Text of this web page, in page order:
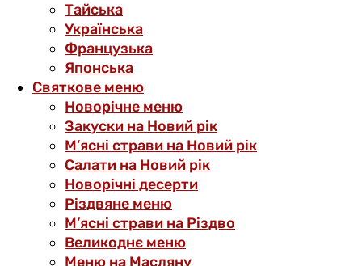
Тайська
Українська
Французька
Японська
Святкове меню
Новорічне меню
Закуски на Новий рік
М’ясні страви на Новий рік
Салати на Новий рік
Новорічні десерти
Різдвяне меню
М’ясні страви на Різдво
Великоднє меню
Меню на Масляну